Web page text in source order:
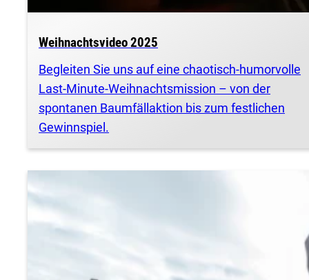
Weihnachtsvideo 2025
Begleiten Sie uns auf eine chaotisch-humorvolle
Last-Minute-Weihnachtsmission – von der
spontanen Baumfällaktion bis zum festlichen
Gewinnspiel.